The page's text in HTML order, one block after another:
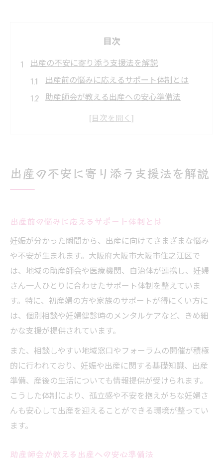
目次
出産の不安に寄り添う支援法を解説
出産前の悩みに応えるサポート体制とは
助産師会が教える出産への安心準備法
妊娠期の不安を減らす地域の相談窓口活用
出産時に役立つ最新給付金と申請の流れ
住之江区で利用できる出産サポートの全体
像
新制度活用で出産環境をさらに安心にする
方法
給付金や一時金を最大限活かすための手順
地域助産師会との連携で得られる具体的支
援
説
フォーラム活用で妊娠期を安心に過ごすコツ
出産情報フォーラムの選び方と活用ポイン
ト
最新制度や給付金情報の集め方を解説
出産の不安に寄り添う支援法を解説
出産前の悩みに応えるサポート体制とは
妊娠が分かった瞬間から、出産に向けてさまざまな悩み
や不安が生まれます。大阪府大阪市大阪市住之江区で
は、地域の助産師会や医療機関、自治体が連携し、妊婦
さん一人ひとりに合わせたサポート体制を整えていま
す。特に、初産婦の方や家族のサポートが得にくい方に
は、個別相談や妊婦健診時のメンタルケアなど、きめ細
かな支援が提供されています。
また、相談しやすい地域窓口やフォーラムの開催が積極
的に行われており、妊娠や出産に関する基礎知識、出産
準備、産後の生活についても情報提供が受けられます。
こうした体制により、孤立感や不安を抱えがちな妊婦さ
んも安心して出産を迎えることができる環境が整ってい
ます。
助産師会が教える出産への安心準備法